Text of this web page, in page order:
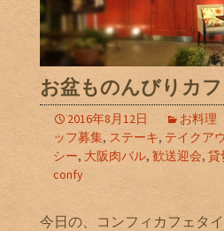
お盆ものんびりカ
2016年8月12日 お料理
ッフ募集, ステーキ, テイクア
シー, 大阪肉バル, 歓送迎会, 貸
confy
今日の、コンフィカフェタ